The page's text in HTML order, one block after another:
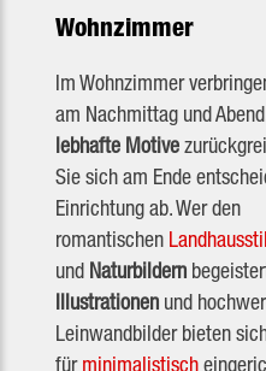
Wohnzimmer
Im Wohnzimmer
am Nachmittag und
lebhafte Motive
Sie sich am Ende
Einrichtung ab. Wer den
romantischen Landhausstil
und Naturbildern
Illustrationen und
Leinwandbilder bieten
fürminimalistisch